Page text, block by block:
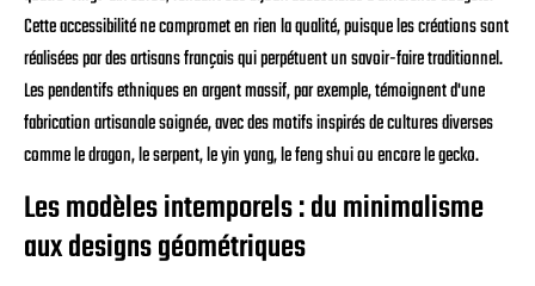
Cette accessibilité ne compromet en rien la qualité, puisque les créations sont
réalisées par des artisans français qui perpétuent un savoir-faire traditionnel.
Les pendentifs ethniques en argent massif, par exemple, témoignent d'une
fabrication artisanale soignée, avec des motifs inspirés de cultures diverses
comme le dragon, le serpent, le yin yang, le feng shui ou encore le gecko.
Les modèles intemporels : du minimalisme
aux designs géométriques